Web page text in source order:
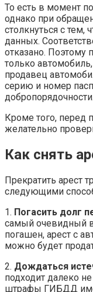
То есть в момент
однако при
столкнуться с тем,
данных.
отказано. Поэтому
только
продавец
серию и номер
добропорядочности.
Кроме того, перед
желательно
Как снять
Прекратить арест
следующими
1. Погасить долг
самый очевидный
погашен, арест с
можно будет
2. Дождаться
подходит далеко
штрафы ГИБДД